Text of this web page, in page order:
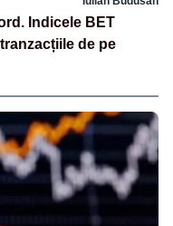
Indicele BET
de pe